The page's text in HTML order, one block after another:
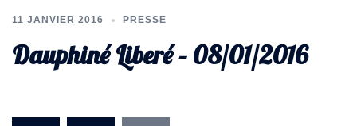
11 JANVIER 2016 PRESSE
Dauphiné Liberé – 08/01/2016